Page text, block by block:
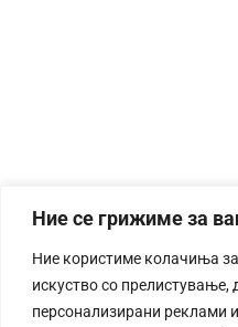
Ние се грижиме за
Ние користиме колачиња
искуство со
персонализирани реклами